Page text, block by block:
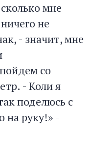
мне
не
- значит, мне
со
- Коли я
поделюсь с
на руку!» -